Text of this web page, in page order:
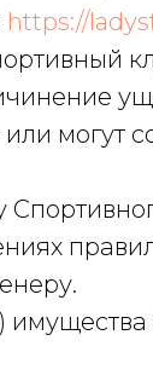
https://
могут